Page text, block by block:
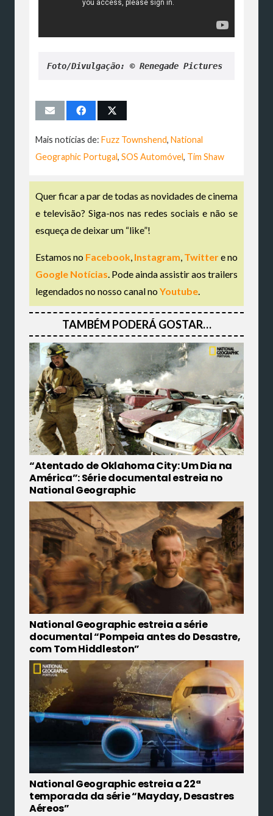
Foto/Divulgação: © Renegade Pictures
Mais notícias de: Fuzz Townshend, National
Geographic Portugal, SOS Automóvel, Tim Shaw
Quer ficar a par de todas as novidades de cinema
e televisão? Siga-nos nas redes sociais e não se
esqueça de deixar um “like”!
Estamos no Facebook Instagram Twittere no
Google Notícias . Pode ainda assistir aos trailers
legendados no nosso canal noYoutube
TAMBÉM PODERÁ GOSTAR…
“Atentado de Oklahoma City: Um Dia na
América”: Série documental estreia no
National Geographic
National Geographic estreia a série
documental “Pompeia antes do Desastre,
com Tom Hiddleston”
National Geographic estreia a 22ª
temporada da série “Mayday, Desastres
Aéreos”